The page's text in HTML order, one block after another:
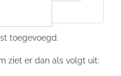
toegevoegd.
ziet er dan als volgt uit: